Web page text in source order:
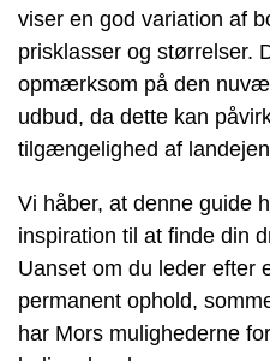
viser en god variation af
prisklasser og størrelser.
opmærksom på den
udbud, da dette kan
tilgængelighed af
Vi håber, at denne guide
inspiration til at finde din
Uanset om du leder efter
permanent ophold,
har Mors mulighederne